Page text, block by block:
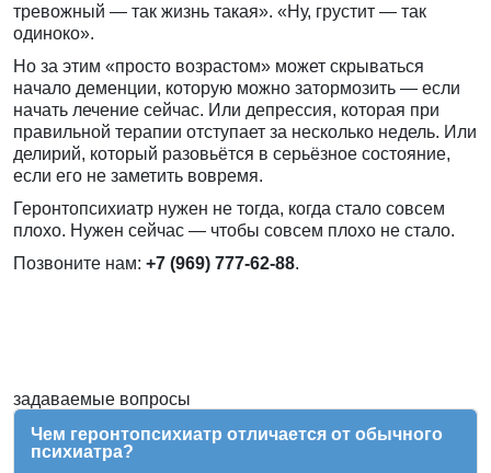
тревожный — так жизнь такая». «Ну, грустит — так
одиноко».
Но за этим «просто возрастом» может скрываться
начало деменции, которую можно затормозить — если
начать лечение сейчас. Или депрессия, которая при
правильной терапии отступает за несколько недель. Или
делирий, который разовьётся в серьёзное состояние,
если его не заметить вовремя.
Геронтопсихиатр нужен не тогда, когда стало совсем
плохо. Нужен сейчас — чтобы совсем плохо не стало.
Позвоните нам: +7 (969) 777-62-88.
задаваемые вопросы
Чем геронтопсихиатр отличается от обычного
психиатра?